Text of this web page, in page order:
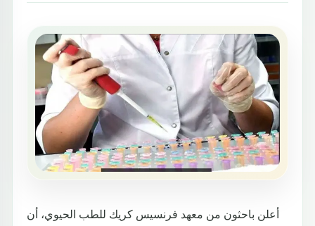
أعلن باحثون من معهد فرنسيس كريك للطب الحيوي، أن